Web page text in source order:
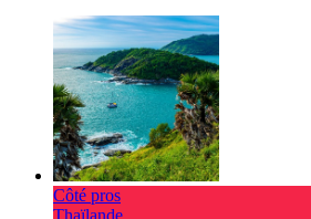
Côté pros
Thaïlande